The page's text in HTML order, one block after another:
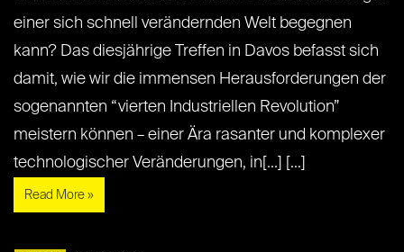
einer sich schnell verändernden Welt begegnen
kann? Das diesjährige Treffen in Davos befasst sich
damit, wie wir die immensen Herausforderungen der
sogenannten “vierten Industriellen Revolution”
meistern können – einer Ära rasanter und komplexer
technologischer Veränderungen, in[...] [...]
Read More »